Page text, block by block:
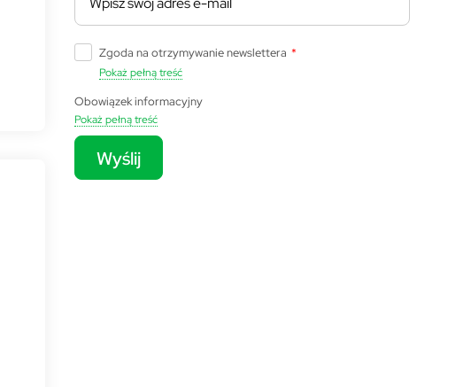
Zgoda na otrzymywanie newslettera *
Pokaż pełną treść
Obowiązek informacyjny
Pokaż pełną treść
Wyślij